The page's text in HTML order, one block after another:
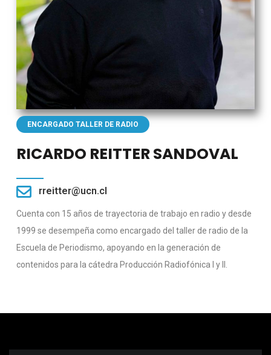
ENCARGADO TALLER DE RADIO
RICARDO REITTER SANDOVAL
rreitter@ucn.cl
Cuenta con 15 años de trayectoria de trabajo en radio y desde
1999 se desempeña como encargado del taller de radio de la
Escuela de Periodismo, apoyando en la generación de
contenidos para la cátedra Producción Radiofónica I y II.